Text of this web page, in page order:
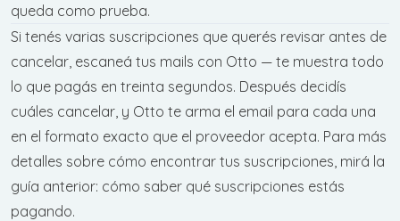
queda como prueba.
Si tenés varias suscripciones que querés revisar antes de
cancelar, escaneá tus mails con Otto — te muestra todo
lo que pagás en treinta segundos. Después decidís
cuáles cancelar, y Otto te arma el email para cada una
en el formato exacto que el proveedor acepta. Para más
detalles sobre cómo encontrar tus suscripciones, mirá la
guía anterior: cómo saber qué suscripciones estás
pagando.